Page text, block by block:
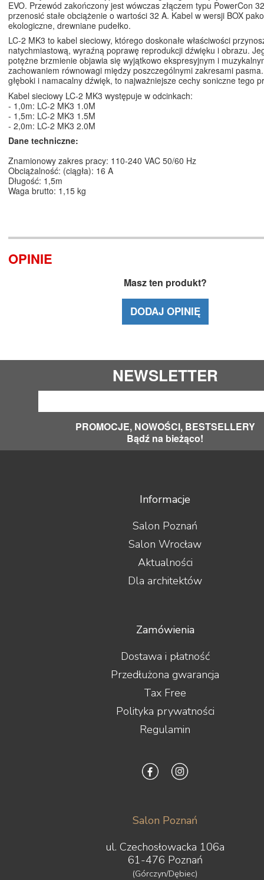
EVO. Przewód zakończony jest wówczas złączem typu PowerCon
przenosić stałe obciążenie o wartości 32 A. Kabel w wersji BOX
ekologiczne, drewniane pudełko.
LC-2 MK3 to kabel sieciowy, którego doskonałe właściwości
natychmiastową, wyraźną poprawę reprodukcji dźwięku i obrazu.
potężne brzmienie objawia się wyjątkowo ekspresyjnym i
zachowaniem równowagi między poszczególnymi zakresami
głęboki i namacalny dźwięk, to najważniejsze cechy soniczne tego
Kabel sieciowy LC-2 MK3 występuje w odcinkach:
- 1,0m: LC-2 MK3 1.0M
- 1,5m: LC-2 MK3 1.5M
- 2,0m: LC-2 MK3 2.0M
Dane techniczne:
Znamionowy zakres pracy: 110-240 VAC 50/60 Hz
Obciążalność: (ciągła): 16 A
Długość: 1,5m
Waga brutto: 1,15 kg
OPINIE
Masz ten produkt?
DODAJ OPINIĘ
NEWSLETTER
PROMOCJE, NOWOŚCI, BESTSELLERY
Bądź na bieżąco!
Informacje
Salon Poznań
Salon Wrocław
Aktualności
Dla architektów
Zamówienia
Dostawa i płatność
Przedłużona gwarancja
Tax Free
Polityka prywatności
Regulamin
Salon Poznań
ul. Czechosłowacka 106a
61-476 Poznań
(Górczyn/Dębiec)